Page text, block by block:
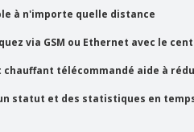
à n'importe quelle distance
via GSM ou Ethernet avec le
chauffant télécommandé aide à
statut et des statistiques en